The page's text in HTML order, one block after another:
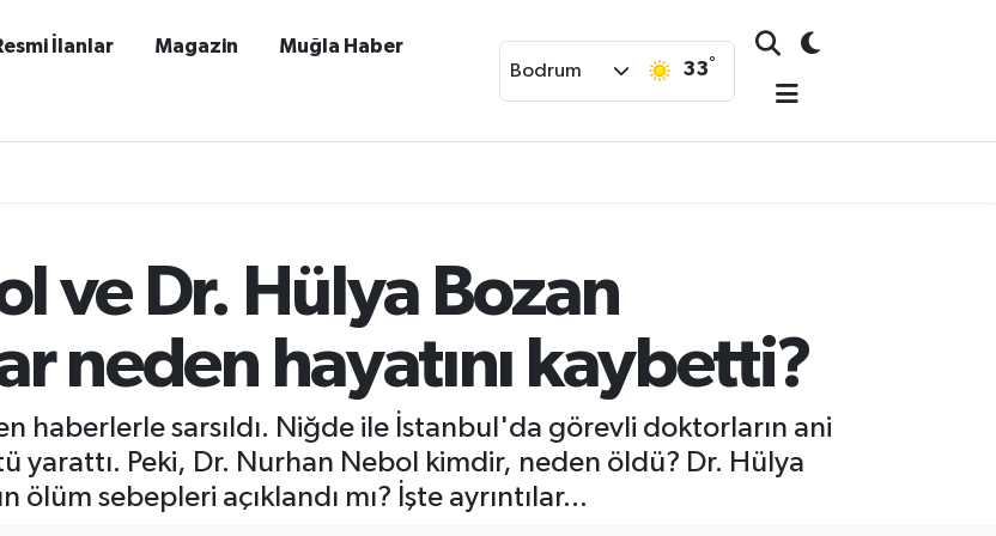
İlanlar Magazin Muğla Haber
Bodrum 33°
ve Dr. Hülya Bozan
neden hayatını kaybetti?
haberlerle sarsıldı. Niğde ile İstanbul'da görevli doktorların ani
yarattı. Peki, Dr. Nurhan Nebol kimdir, neden öldü? Dr. Hülya
sebepleri açıklandı mı? İşte ayrıntılar...